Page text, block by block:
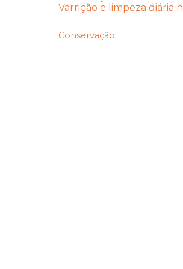
Varrição e limpeza diária
Conservação